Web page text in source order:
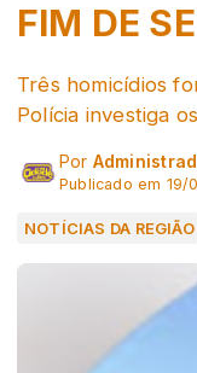
FIM DE
Três homicídios
Polícia investiga
Por
Publicado em 19/
NOTÍCIAS DA REGIÃO